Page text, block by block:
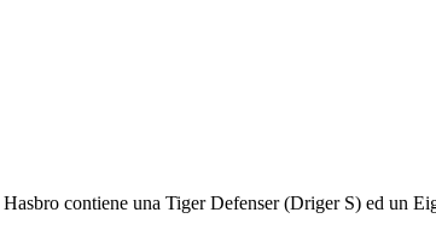
Hasbro contiene una Tiger Defenser (Driger S) ed un